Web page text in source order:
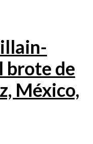
brote de
México,